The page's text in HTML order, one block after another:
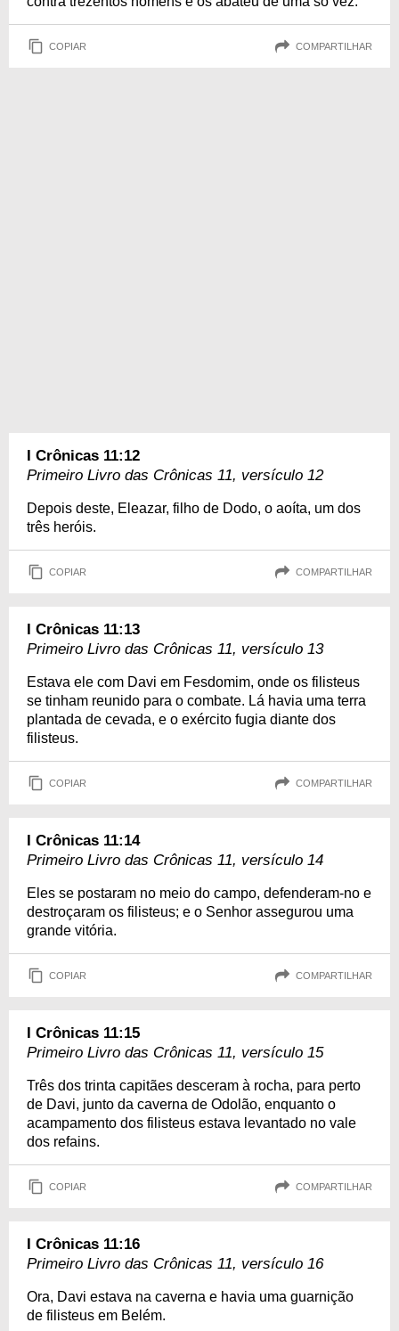
COPIAR COMPARTILHAR
I Crônicas 11:12
Primeiro Livro das Crônicas 11, versículo 12
Depois deste, Eleazar, filho de Dodo, o aoíta, um dos
três heróis.
COPIAR COMPARTILHAR
I Crônicas 11:13
Primeiro Livro das Crônicas 11, versículo 13
Estava ele com Davi em Fesdomim, onde os filisteus
se tinham reunido para o combate. Lá havia uma terra
plantada de cevada, e o exército fugia diante dos
filisteus.
COPIAR COMPARTILHAR
I Crônicas 11:14
Primeiro Livro das Crônicas 11, versículo 14
Eles se postaram no meio do campo, defenderam-no e
destroçaram os filisteus; e o Senhor assegurou uma
grande vitória.
COPIAR COMPARTILHAR
I Crônicas 11:15
Primeiro Livro das Crônicas 11, versículo 15
Três dos trinta capitães desceram à rocha, para perto
de Davi, junto da caverna de Odolão, enquanto o
acampamento dos filisteus estava levantado no vale
dos refains.
COPIAR COMPARTILHAR
I Crônicas 11:16
Primeiro Livro das Crônicas 11, versículo 16
Ora, Davi estava na caverna e havia uma guarnição
de filisteus em Belém.